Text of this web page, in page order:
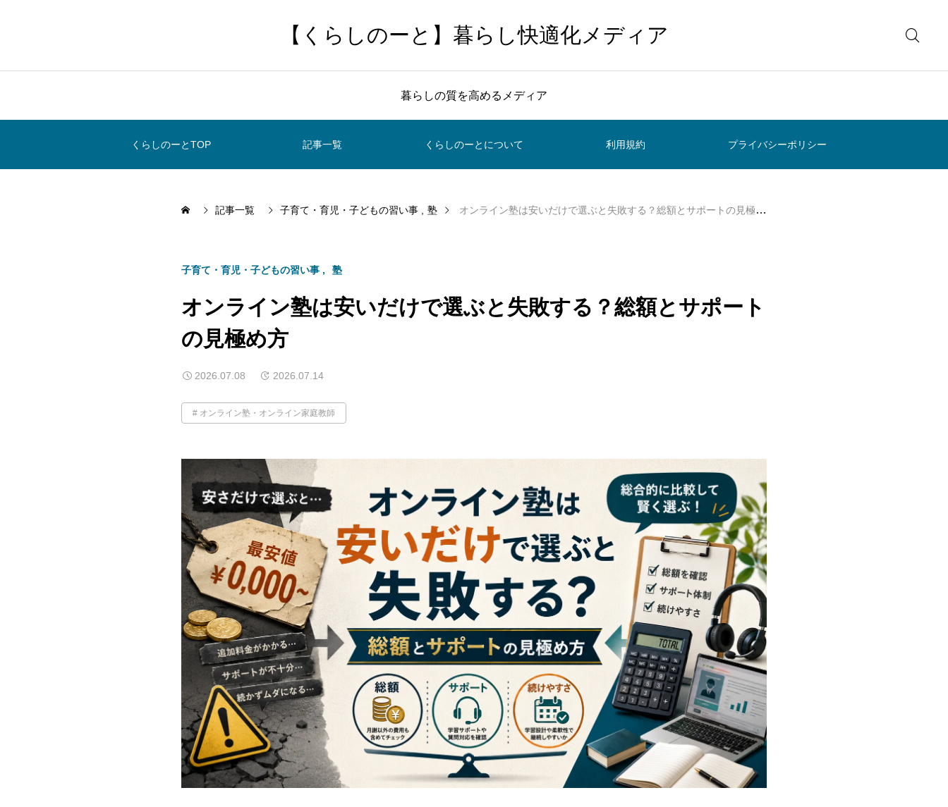
【くらしのーと】暮らし快適化メディア
暮らしの質を高めるメディア
くらしのーとTOP 記事一覧 くらしのーとについて 利用規約 プライバシーポリシー
記事一覧 子育て・育児・子どもの習い事 塾 オンライン塾は安いだけで選ぶと失敗する？総額とサポートの見極め方
子育て・育児・子どもの習い事 塾
オンライン塾は安いだけで選ぶと失敗する？総額とサポート
の見極め方
2026.07.08 2026.07.14
オンライン塾・オンライン家庭教師